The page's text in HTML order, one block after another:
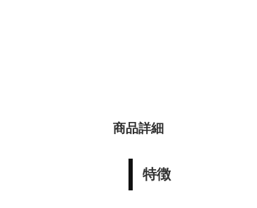
商品詳細
特徴